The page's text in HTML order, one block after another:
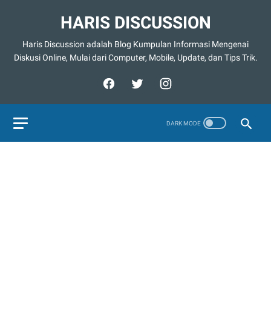
HARIS DISCUSSION
Haris Discussion adalah Blog Kumpulan Informasi Mengenai
Diskusi Online, Mulai dari Computer, Mobile, Update, dan Tips Trik.